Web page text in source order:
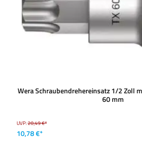
Wera Schraubendrehereinsatz 1/2 Zoll
60 mm
UVP:20,49 €*
10,78 €*